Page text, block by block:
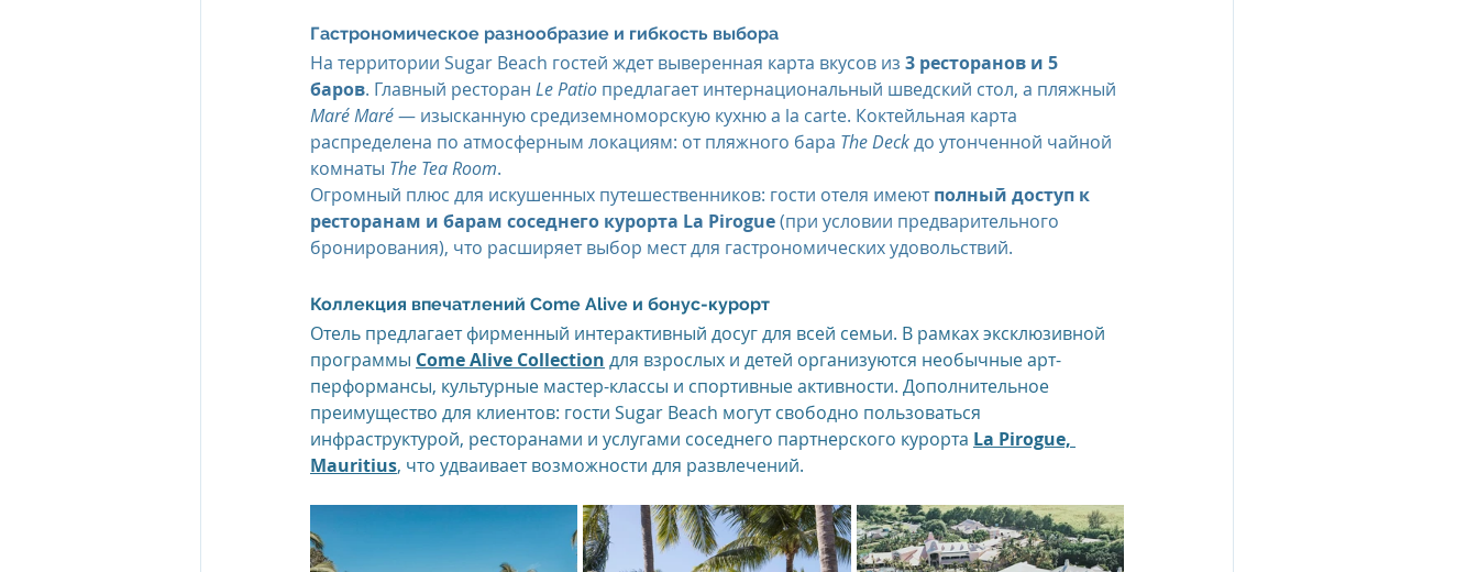
Гастрономическое разнообразие и гибкость выбора
На территории Sugar Beach гостей ждет выверенная карта вкусов из 3 ресторанов и 5
баров. Главный ресторан Le Patio предлагает интернациональный шведский стол, а пляжный
Maré Maré — изысканную средиземноморскую кухню a la carte. Коктейльная карта
распределена по атмосферным локациям: от пляжного бара The Deck до утонченной чайной
комнаты The Tea Room.
Огромный плюс для искушенных путешественников: гости отеля имеют полный доступ к
ресторанам и барам соседнего курорта La Pirogue (при условии предварительного
бронирования), что расширяет выбор мест для гастрономических удовольствий.
Коллекция впечатлений Come Alive и бонус-курорт
Отель предлагает фирменный интерактивный досуг для всей семьи. В рамках эксклюзивной
программы Come Alive Collection для взрослых и детей организуются необычные арт-
перформансы, культурные мастер-классы и спортивные активности. Дополнительное
преимущество для клиентов: гости Sugar Beach могут свободно пользоваться
инфраструктурой, ресторанами и услугами соседнего партнерского курорта La Pirogue,
Mauritius, что удваивает возможности для развлечений.